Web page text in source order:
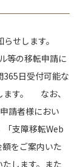
らせします。
等の移転申請に
365日受付可能な
ます。 なお、
請者様におい
「支障移転Web
をご案内いた
します。また